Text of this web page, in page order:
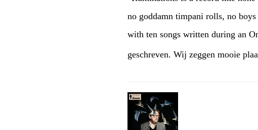
no goddamn timpani rolls, no
with ten songs written during an
geschreven. Wij zeggen mooie